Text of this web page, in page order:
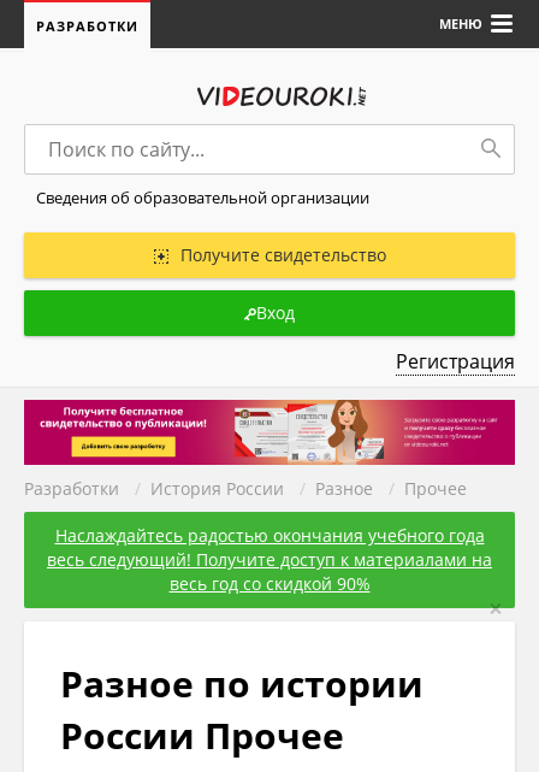
МЕНЮ
РАЗРАБОТКИ
Сведения об образовательной организации
Получите свидетельство
Вход
Регистрация
Разработки / История России / Разное / Прочее
Наслаждайтесь радостью окончания учебного года
весь следующий! Получите доступ к материалами на
весь год со скидкой 90%
×
Разное по истории
России Прочее